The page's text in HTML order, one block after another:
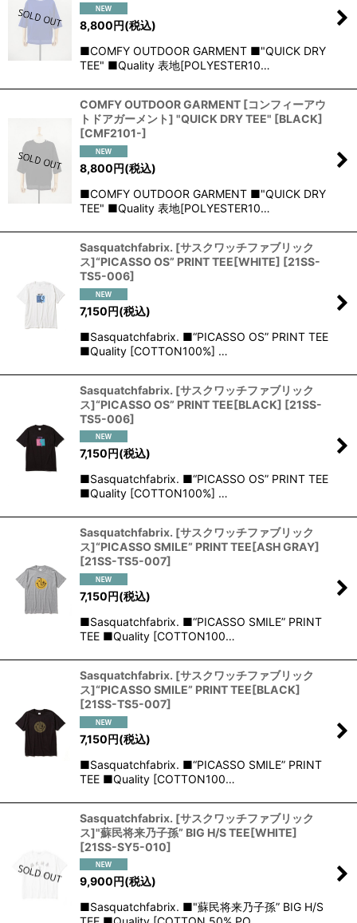
8,800円(税込)
■COMFY OUTDOOR GARMENT ■"QUICK DRY
TEE" ■Quality 表地[POLYESTER10…
COMFY OUTDOOR GARMENT [コンフィーアウ
トドアガーメント] "QUICK DRY TEE" [BLACK]
[CMF2101-]
8,800円(税込)
■COMFY OUTDOOR GARMENT ■"QUICK DRY
TEE" ■Quality 表地[POLYESTER10…
Sasquatchfabrix. [サスクワッチファブリック
ス]“PICASSO OS” PRINT TEE[WHITE] [21SS-
TS5-006]
7,150円(税込)
■Sasquatchfabrix. ■“PICASSO OS” PRINT TEE
■Quality [COTTON100%] …
Sasquatchfabrix. [サスクワッチファブリック
ス]“PICASSO OS” PRINT TEE[BLACK] [21SS-
TS5-006]
7,150円(税込)
■Sasquatchfabrix. ■“PICASSO OS” PRINT TEE
■Quality [COTTON100%] …
Sasquatchfabrix. [サスクワッチファブリック
ス]“PICASSO SMILE” PRINT TEE[ASH GRAY]
[21SS-TS5-007]
7,150円(税込)
■Sasquatchfabrix. ■“PICASSO SMILE” PRINT
TEE ■Quality [COTTON100…
Sasquatchfabrix. [サスクワッチファブリック
ス]“PICASSO SMILE” PRINT TEE[BLACK]
[21SS-TS5-007]
7,150円(税込)
■Sasquatchfabrix. ■“PICASSO SMILE” PRINT
TEE ■Quality [COTTON100…
Sasquatchfabrix. [サスクワッチファブリック
ス]"蘇民将来乃子孫” BIG H/S TEE[WHITE]
[21SS-SY5-010]
9,900 円(税込)
■Sasquatchfabrix. ■"蘇民将来乃子孫” BIG H/S